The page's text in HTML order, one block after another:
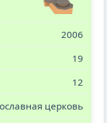
2006
19
12
церковь